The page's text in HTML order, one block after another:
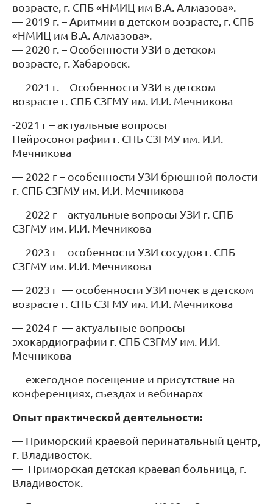
возрасте, г. СПБ «НМИЦ им В.А. Алмазова».
— 2019 г. – Аритмии в детском возрасте, г. СПБ
«НМИЦ им В.А. Алмазова».
— 2020 г. – Особенности УЗИ в детском
возрасте, г. Хабаровск.
— 2021 г. – Особенности УЗИ в детском
возрасте г. СПБ СЗГМУ им. И.И. Мечникова
-2021 г – актуальные вопросы
Нейросонографии г. СПБ СЗГМУ им. И.И.
Мечникова
— 2022 г – особенности УЗИ брюшной полости
г. СПБ СЗГМУ им. И.И. Мечникова
— 2022 г – актуальные вопросы УЗИ г. СПБ
СЗГМУ им. И.И. Мечникова
— 2023 г – особенности УЗИ сосудов г. СПБ
СЗГМУ им. И.И. Мечникова
— 2023 г — особенности УЗИ почек в детском
возрасте г. СПБ СЗГМУ им. И.И. Мечникова
— 2024 г — актуальные вопросы
эхокардиографии г. СПБ СЗГМУ им. И.И.
Мечникова
— ежегодное посещение и присутствие на
конференциях, съездах и вебинарах
Опыт практической деятельности:
— Приморский краевой перинатальный центр,
г. Владивосток.
— Приморская детская краевая больница, г.
Владивосток.